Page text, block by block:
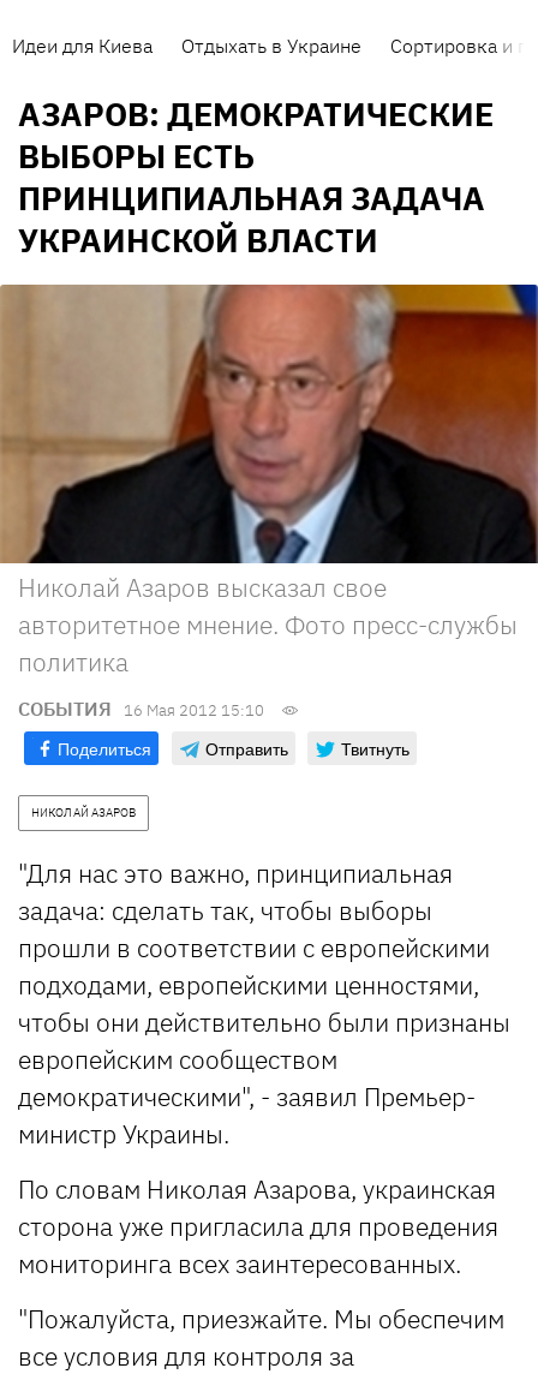
Идеи для Киева Отдыхать в Украине Сортировка и
АЗАРОВ: ДЕМОКРАТИЧЕСКИЕ
ВЫБОРЫ ЕСТЬ
ПРИНЦИПИАЛЬНАЯ ЗАДАЧА
УКРАИНСКОЙ ВЛАСТИ
Николай Азаров высказал свое
авторитетное мнение. Фото пресс-службы
политика
СОБЫТИЯ 16 Мая 2012 15:10
Поделиться Отправить Твитнуть
НИКОЛАЙ АЗАРОВ
"Для нас это важно, принципиальная
задача: сделать так, чтобы выборы
прошли в соответствии с европейскими
подходами, европейскими ценностями,
чтобы они действительно были признаны
европейским сообществом
демократическими", - заявил Премьер-
министр Украины.
По словам Николая Азарова, украинская
сторона уже пригласила для проведения
мониторинга всех заинтересованных.
"Пожалуйста, приезжайте. Мы обеспечим
все условия для контроля за